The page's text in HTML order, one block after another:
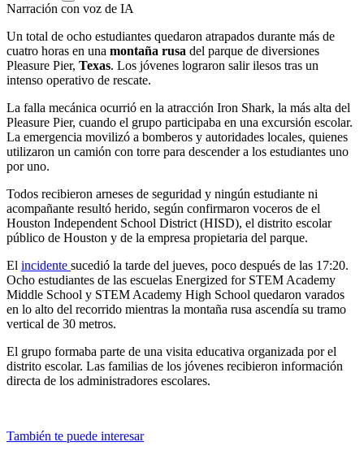
Narración con voz de IA
Un total de ocho estudiantes quedaron atrapados durante más de
cuatro horas en una montaña rusa del parque de diversiones
Pleasure Pier, Texas. Los jóvenes lograron salir ilesos tras un
intenso operativo de rescate.
La falla mecánica ocurrió en la atracción Iron Shark, la más alta del
Pleasure Pier, cuando el grupo participaba en una excursión escolar.
La emergencia movilizó a bomberos y autoridades locales, quienes
utilizaron un camión con torre para descender a los estudiantes uno
por uno.
Todos recibieron arneses de seguridad y ningún estudiante ni
acompañante resultó herido, según confirmaron voceros de el
Houston Independent School District (HISD), el distrito escolar
público de Houston y de la empresa propietaria del parque.
El incidente sucedió la tarde del jueves, poco después de las 17:20.
Ocho estudiantes de las escuelas Energized for STEM Academy
Middle School y STEM Academy High School quedaron varados
en lo alto del recorrido mientras la montaña rusa ascendía su tramo
vertical de 30 metros.
El grupo formaba parte de una visita educativa organizada por el
distrito escolar. Las familias de los jóvenes recibieron información
directa de los administradores escolares.
También te puede interesar